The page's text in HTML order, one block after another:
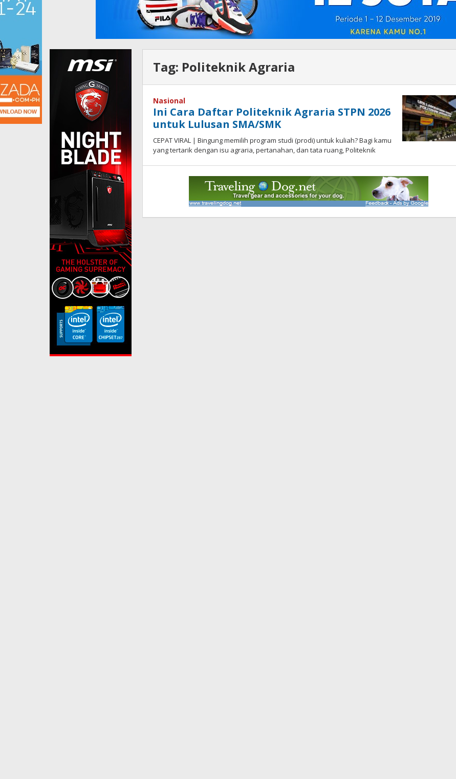
Tag: Politeknik Agraria
Nasional
Ini Cara Daftar Politeknik Agraria STPN 2026
untuk Lulusan SMA/SMK
CEPAT VIRAL | Bingung memilih program studi (prodi) untuk kuliah? Bagi kamu
yang tertarik dengan isu agraria, pertanahan, dan tata ruang, Politeknik